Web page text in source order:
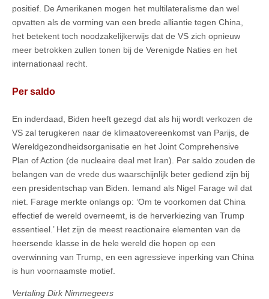
positief. De Amerikanen mogen het multilateralisme dan wel
opvatten als de vorming van een brede alliantie tegen China,
het betekent toch noodzakelijkerwijs dat de VS zich opnieuw
meer betrokken zullen tonen bij de Verenigde Naties en het
internationaal recht.
Per saldo
En inderdaad, Biden heeft gezegd dat als hij wordt verkozen de
VS zal terugkeren naar de klimaatovereenkomst van Parijs, de
Wereldgezondheidsorganisatie en het Joint Comprehensive
Plan of Action (de nucleaire deal met Iran). Per saldo zouden de
belangen van de vrede dus waarschijnlijk beter gediend zijn bij
een presidentschap van Biden. Iemand als Nigel Farage wil dat
niet. Farage merkte onlangs op: ‘Om te voorkomen dat China
effectief de wereld overneemt, is de herverkiezing van Trump
essentieel.’ Het zijn de meest reactionaire elementen van de
heersende klasse in de hele wereld die hopen op een
overwinning van Trump, en een agressieve inperking van China
is hun voornaamste motief.
Vertaling Dirk Nimmegeers